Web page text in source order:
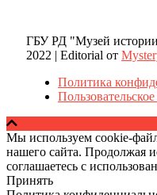
ГБУ РД "Музей
2022 | Editorial от
Политика
Мы используем cookie-
нашего сайта. Продолжая
соглашаетесь с
Принять